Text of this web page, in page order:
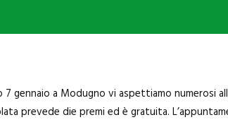
7 gennaio a Modugno vi aspettiamo numerosi
prevede die premi ed è gratuita.